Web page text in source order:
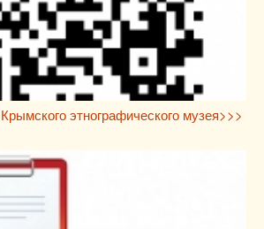
этнографического музея>>>